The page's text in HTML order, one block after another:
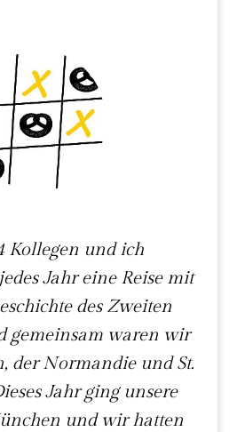
Kollegen und ich
Jahr eine Reise mit
des Zweiten
gemeinsam waren wir
der Normandie und St.
Jahr ging unsere
und wir hatten